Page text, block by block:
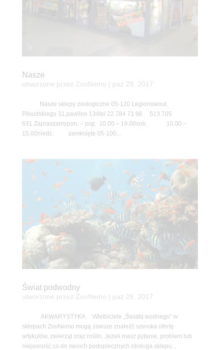
Nasze
utworzone przez ZooNemo paź 29, 2017
Nasze sklepy zoologiczne 05-120 Legionowoul.
Piłsudskiego 31,pawilon 134tel 22 784 71 96 513 705
631 Zapraszamypon. – piąt. 10.00 – 19.00sob. 10.00 –
15.00niedz. zamknięte 05-100...
Świat podwodny
utworzone przez ZooNemo paź 29, 2017
AKWARYSTYKA Wielbiciele „Świata wodnego” w
sklepach ZooNemo mogą zawsze znaleźć szeroka ofertę
artykułów, zwierząt oraz roślin. Jeżeli masz pytanie, problem lub
niejasność co do swoich podopiecznych obsługa sklepu...